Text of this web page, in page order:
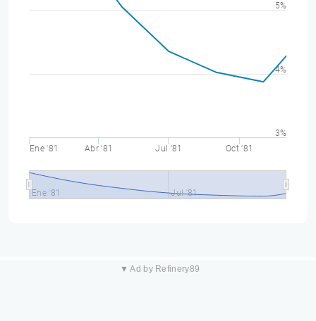
Ene '81 Abr '81 Jul '81 Oct '81
Ene '81 Jul '81
3%
4%
5%
▼ Ad by Refinery89